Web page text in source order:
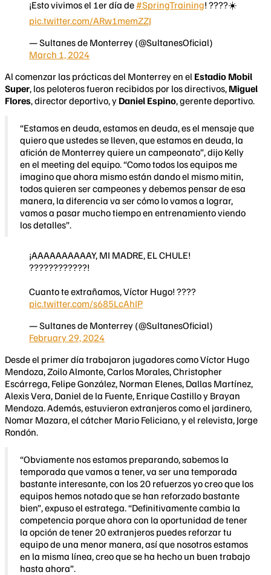
¡Esto vivimos el 1er día de #SpringTraining! ????☀️
pic.twitter.com/ARw1memZZJ
— Sultanes de Monterrey (@SultanesOficial)
March 1, 2024
Al comenzar las prácticas del Monterrey en el Estadio Mobil
Super, los peloteros fueron recibidos por los directivos, Miguel
Flores, director deportivo, y Daniel Espino, gerente deportivo.
“Estamos en deuda, estamos en deuda, es el mensaje que
quiero que ustedes se lleven, que estamos en deuda, la
afición de Monterrey quiere un campeonato”, dijo Kelly
en el meeting del equipo. “Como todos los equipos me
imagino que ahora mismo están dando el mismo mitin,
todos quieren ser campeones y debemos pensar de esa
manera, la diferencia va ser cómo lo vamos a lograr,
vamos a pasar mucho tiempo en entrenamiento viendo
los detalles”.
¡AAAAAAAAAAY, MI MADRE, EL CHULE!
????????????!
Cuanto te extrañamos, Víctor Hugo! ????
pic.twitter.com/s685LcAhIP
— Sultanes de Monterrey (@SultanesOficial)
February 29, 2024
Desde el primer día trabajaron jugadores como Víctor Hugo
Mendoza, Zoilo Almonte, Carlos Morales, Christopher
Escárrega, Felipe González, Norman Elenes, Dallas Martínez,
Alexis Vera, Daniel de la Fuente, Enrique Castillo y Brayan
Mendoza. Además, estuvieron extranjeros como el jardinero,
Nomar Mazara, el cátcher Mario Feliciano, y el relevista, Jorge
Rondón.
“Obviamente nos estamos preparando, sabemos la
temporada que vamos a tener, va ser una temporada
bastante interesante, con los 20 refuerzos yo creo que los
equipos hemos notado que se han reforzado bastante
bien”, expuso el estratega. “Definitivamente cambia la
competencia porque ahora con la oportunidad de tener
la opción de tener 20 extranjeros puedes reforzar tu
equipo de una menor manera, así que nosotros estamos
en la misma línea, creo que se ha hecho un buen trabajo
hasta ahora”.